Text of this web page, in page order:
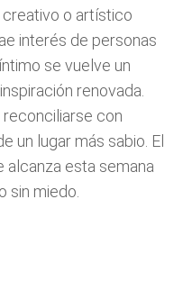
o artístico
interés de personas
se vuelve un
renovada.
con
un lugar más sabio. El
alcanza esta semana
sin miedo.